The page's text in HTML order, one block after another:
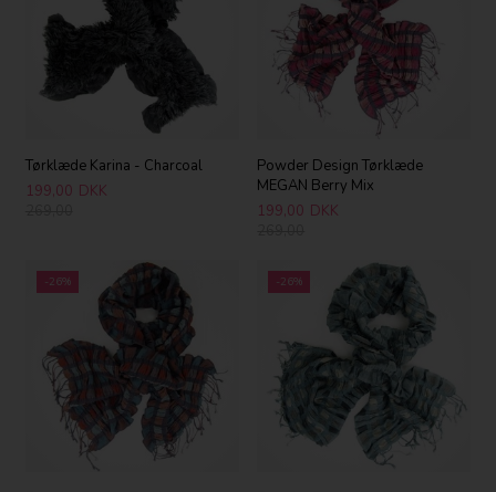
Tørklæde Karina - Charcoal
199,00 DKK
Powder Design Tørklæde
MEGAN Berry Mix
199,00 DKK
-26% -26%